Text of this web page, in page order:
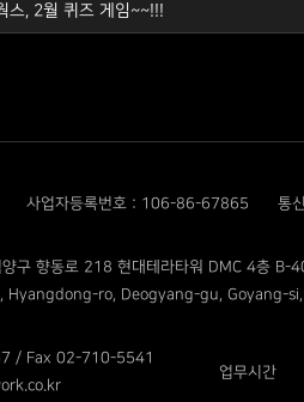
스, 2월 퀴즈 게임~~!!!
사업자등록번호 : 106-86-67865 통
양구 향동로 218 현대테라타워 DMC 4층 B-
Hyangdong-ro, Deogyang-gu, Goyang-
/ Fax 02-710-5541
업무시간